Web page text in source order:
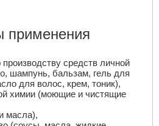
средств личной
шампунь, бальзам, гель для
для волос, крем, тоник),
химии (моющие и чистящие
масла),